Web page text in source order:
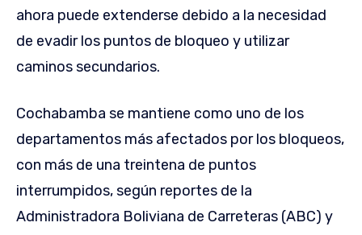
ahora puede extenderse debido a la necesidad
de evadir los puntos de bloqueo y utilizar
caminos secundarios.
Cochabamba se mantiene como uno de los
departamentos más afectados por los bloqueos,
con más de una treintena de puntos
interrumpidos, según reportes de la
Administradora Boliviana de Carreteras (ABC) y